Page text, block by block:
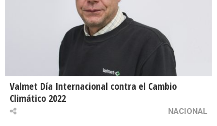
Valmet Día Internacional contra el Cambio
Climático 2022
NACIONAL